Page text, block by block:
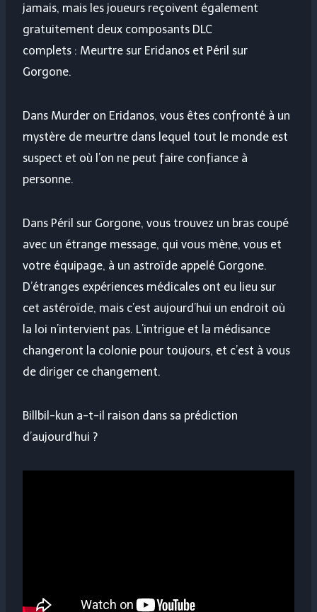
jamais, mais les joueurs reçoivent également
gratuitement deux composants DLC
complets : Meurtre sur Eridanos et Péril sur
Gorgone.
Dans Murder on Eridanos, vous êtes confronté à un
mystère de meurtre dans lequel tout le monde est
suspect et où l’on ne peut faire confiance à
personne.
Dans Péril sur Gorgone, vous trouvez un bras coupé
avec un étrange message, qui vous mène, vous et
votre équipage, à un astroïde appelé Gorgone.
D’étranges expériences médicales ont eu lieu sur
cet astéroïde, mais c’est aujourd’hui un endroit où
la loi n’intervient pas. L’intrigue et la médisance
changeront la colonie pour toujours, et c’est à vous
de diriger ce changement.
Billbil-kun a-t-il raison dans sa prédiction
d’aujourd’hui ?